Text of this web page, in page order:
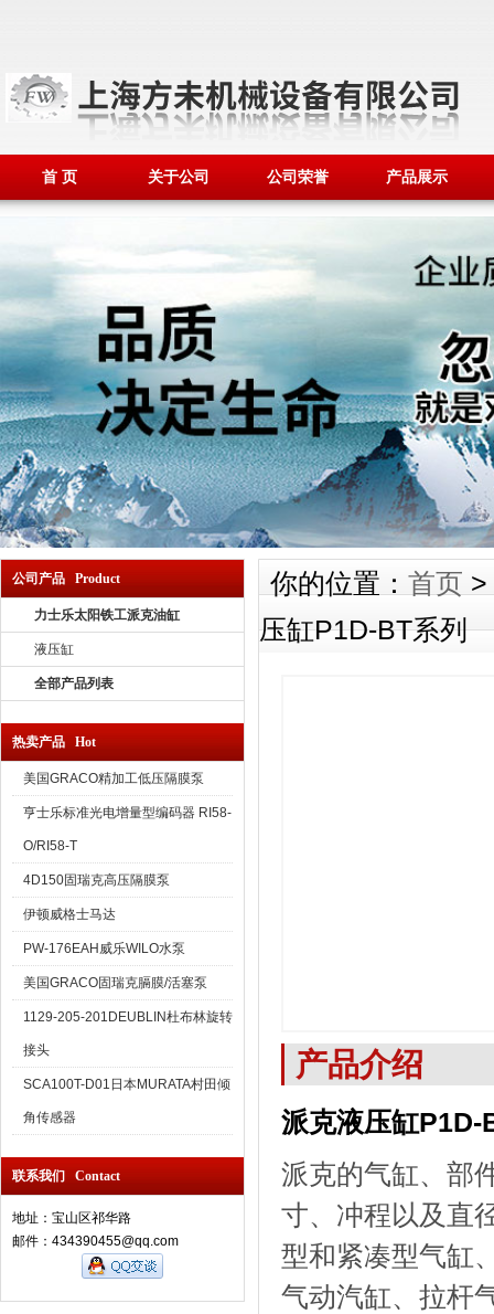
首 页 关于公司 公司荣誉 产品展示
公司产品 Product
力士乐太阳铁工派克油缸
液压缸
全部产品列表
热卖产品 Hot
美国GRACO精加工低压隔膜泵
亨士乐标准光电增量型编码器 RI58-
O/RI58-T
4D150固瑞克高压隔膜泵
伊顿威格士马达
PW-176EAH威乐WILO水泵
美国GRACO固瑞克膈膜/活塞泵
1129-205-201DEUBLIN杜布林旋转
接头
SCA100T-D01日本MURATA村田倾
角传感器
联系我们 Contact
地址：宝山区祁华路
邮件：434390455@qq.com
你的位置： 首页 >
压缸P1D-BT系列
产品介绍
派克液压缸P1D-
派克的气缸、部
寸、冲程以及直
型和紧凑型气缸
气动汽缸、拉杆